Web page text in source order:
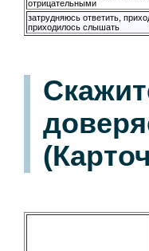
отрицательными
затрудняюсь ответить,
приходилось слышать